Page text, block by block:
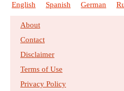
Formules :
Équations de
les réactions à volume variable
English Spanish German
About
Contact
Disclaimer
Terms of Use
Privacy Policy